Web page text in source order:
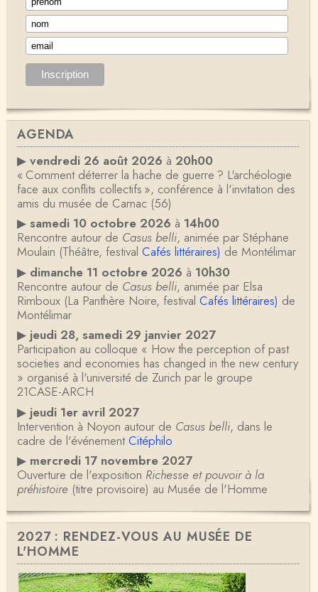
AGENDA
▶ vendredi 26 août 2026 à 20h00
« Comment déterrer la hache de guerre ? L'archéologie
face aux conflits collectifs », conférence à l'invitation des
amis du musée de Carnac (56)
▶ samedi 10 octobre 2026 à 14h00
Rencontre autour de Casus belli, animée par Stéphane
Moulain (Théâtre, festival Cafés littéraires) de Montélimar
▶ dimanche 11 octobre 2026 à 10h30
Rencontre autour de Casus belli, animée par Elsa
Rimboux (La Panthère Noire, festival Cafés littéraires) de
Montélimar
▶ jeudi 28, samedi 29 janvier 2027
Participation au colloque « How the perception of past
societies and economies has changed in the new century
» organisé à l'université de Zurich par le groupe
21CASE-ARCH
▶ jeudi 1er avril 2027
Intervention à Noyon autour de Casus belli, dans le
cadre de l'événementCitéphilo
▶ mercredi 17 novembre 2027
Ouverture de l'exposition Richesse et pouvoir à la
préhistoire(titre provisoire) au Musée de l'Homme
2027 : RENDEZ-VOUS AU MUSÉE DE
L'HOMME